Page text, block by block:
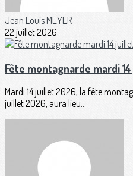
Jean Louis MEYER
22 juillet 2026
Fête montagnarde mardi
Mardi 14 juillet 2026, la fête
juillet 2026, aura lieu...